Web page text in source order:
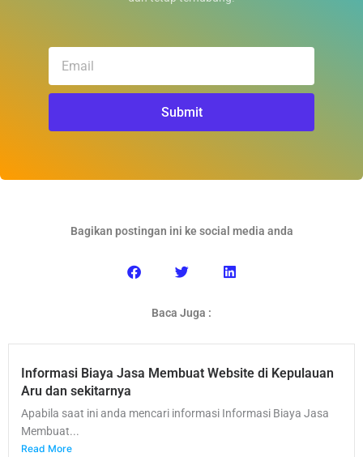
Submit
Bagikan postingan ini ke social media anda
Baca Juga :
Informasi Biaya Jasa Membuat Website di Kepulauan
Aru dan sekitarnya
Apabila saat ini anda mencari informasi Informasi Biaya Jasa
Membuat...
Read More